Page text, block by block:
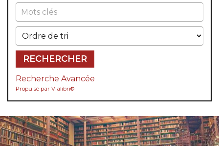
Mots clés
Ordre de tri
RECHERCHER
Recherche Avancée
Propulsé par Vialibri®